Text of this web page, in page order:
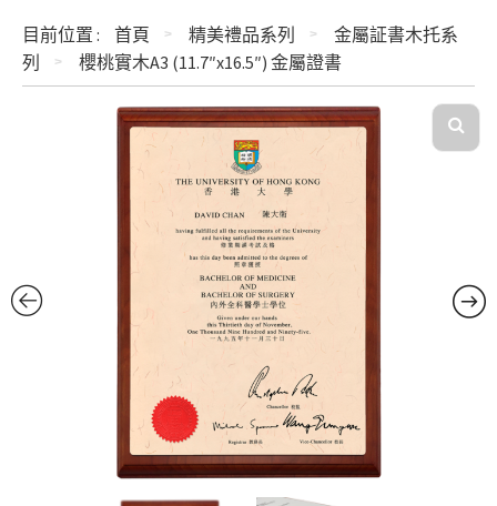
目前位置 : 首頁 精美禮品系列
金屬証書木托系
列
櫻桃實木A3 (11.7″x16.5″) 金屬證書